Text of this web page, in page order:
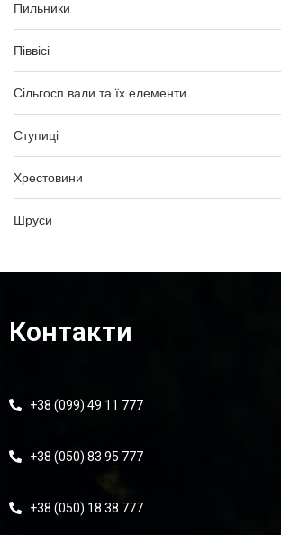
Пильники
Піввісі
Сільгосп вали та їх елементи
Ступиці
Хрестовини
Шруси
Контакти
+38 (099) 49 11 777
+38 (050) 83 95 777
+38 (050) 18 38 777